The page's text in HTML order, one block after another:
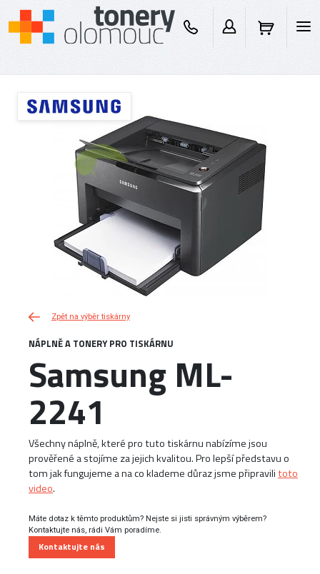
Zpět na výběr tiskárny
NÁPLNĚ A TONERY PRO TISKÁRNU
Samsung ML-
2241
Všechny náplně, které pro tuto tiskárnu nabízíme jsou
prověřené a stojíme za jejich kvalitou. Pro lepší představu o
tom jak fungujeme a na co klademe důraz jsme připravilitoto
video.
Máte dotaz k těmto produktům? Nejste si jisti správným výběrem?
Kontaktujte nás, rádi Vám poradíme.
Kontaktujte nás